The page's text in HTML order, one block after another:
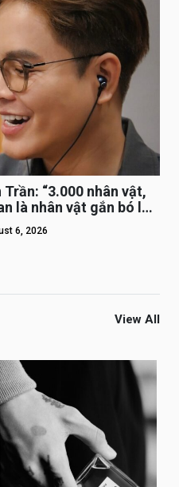
“3.000 nhân vật,
là nhân vật gắn bó lâu
6, 2026
View All